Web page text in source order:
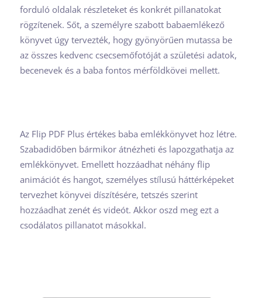
forduló oldalak részleteket és konkrét pillanatokat
rögzítenek. Sőt, a személyre szabott babaemlékező
könyvet úgy tervezték, hogy gyönyörűen mutassa be
az összes kedvenc csecsemőfotóját a születési adatok,
becenevek és a baba fontos mérföldkövei mellett.
Az Flip PDF Plus értékes baba emlékkönyvet hoz létre.
Szabadidőben bármikor átnézheti és lapozgathatja az
emlékkönyvet. Emellett hozzáadhat néhány flip
animációt és hangot, személyes stílusú háttérképeket
tervezhet könyvei díszítésére, tetszés szerint
hozzáadhat zenét és videót. Akkor oszd meg ezt a
csodálatos pillanatot másokkal.